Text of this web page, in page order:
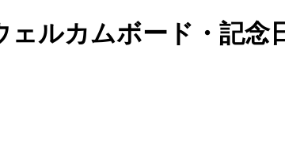
ルカムボード・記念